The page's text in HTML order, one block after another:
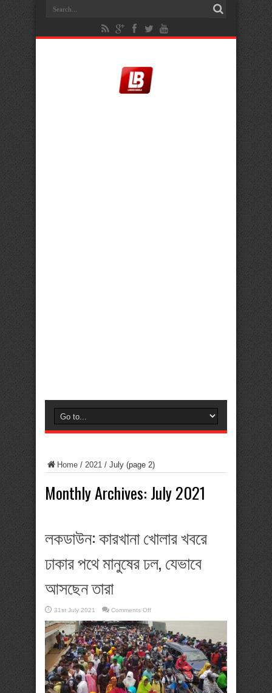
Home / 2021 / July (page 2)
Monthly Archives: July 2021
লকডাউন: কারখানা খোলার খবরে
ঢাকার পথে মানুষের ঢল, যেভাবে
আসছেন তারা
31st July 2021 Comments Offon
কারখানা
খোলার
খবরে
ঢাকার
পথে
মানুষের
ঢল,
যেভাবে
আসছেন
তারা